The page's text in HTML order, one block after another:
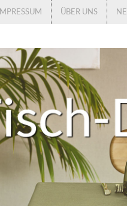
IMPRESSUM ÜBER UNS